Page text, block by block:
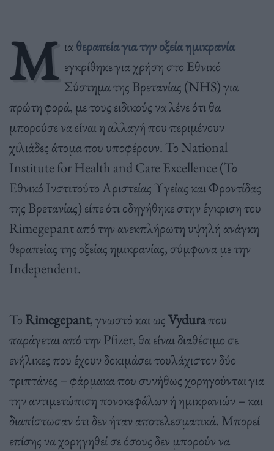
Μ ιαθεραπεία για την οξεία ημικρανία
εγκρίθηκε για χρήση στο Εθνικό
Σύστημα της Βρετανίας (NHS) για
πρώτη φορά, με τους ειδικούς να λένε ότι θα
μπορούσε να είναι η αλλαγή που περιμένουν
χιλιάδες άτομα που υποφέρουν. Το National
Institute for Health and Care Excellence (Το
Εθνικό Ινστιτούτο Αριστείας Υγείας και Φροντίδας
της Βρετανίας) είπε ότι οδηγήθηκε στην έγκριση του
Rimegepant από την ανεκπλήρωτη υψηλή ανάγκη
θεραπείας της οξείας ημικρανίας, σύμφωνα με την
Independent.
ΤοRimegepant, γνωστό και ωςVyduraπου
παράγεται από την Pfizer, θα είναι διαθέσιμο σε
ενήλικες που έχουν δοκιμάσει τουλάχιστον δύο
τριπτάνες – φάρμακα που συνήθως χορηγούνται για
την αντιμετώπιση πονοκεφάλων ή ημικρανιών – και
διαπίστωσαν ότι δεν ήταν αποτελεσματικά. Μπορεί
επίσης να χορηγηθεί σε όσους δεν μπορούν να